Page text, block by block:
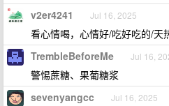
v2er4241 Jul 16, 2025
看心情喝，心情好/吃好吃的/天
TrembleBeforeMe Jul 16,
警惕蔗糖、果葡糖浆
sevenyangcc Jul 16, 2025